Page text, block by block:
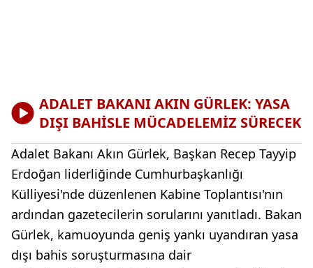
ADALET BAKANI AKIN GÜRLEK: YASA
DIŞI BAHİSLE MÜCADELEMİZ SÜRECEK
Adalet Bakanı Akın Gürlek, Başkan Recep Tayyip
Erdoğan liderliğinde Cumhurbaşkanlığı
Külliyesi'nde düzenlenen Kabine Toplantısı'nın
ardından gazetecilerin sorularını yanıtladı. Bakan
Gürlek, kamuoyunda geniş yankı uyandıran yasa
dışı bahis soruşturmasına dair